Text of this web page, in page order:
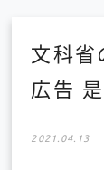
文科省
広告
2021.04.13